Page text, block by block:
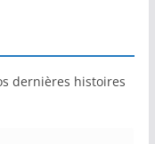
dernières histoires